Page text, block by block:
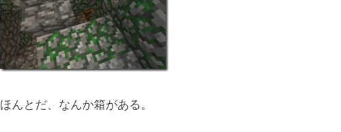
ほんとだ、なんか箱がある。